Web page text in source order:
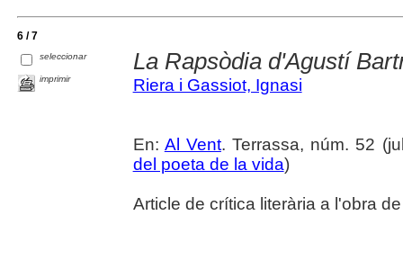
6 / 7
seleccionar
imprimir
La Rapsòdia d'Agustí
Riera i Gassiot, Ignasi
En: Al Vent. Terrassa, núm. 52
del poeta de la vida)
Article de crítica literària a l'obra